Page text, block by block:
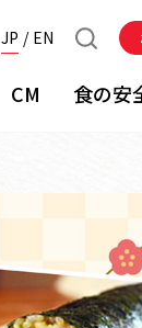
JP EN
CM 食の安